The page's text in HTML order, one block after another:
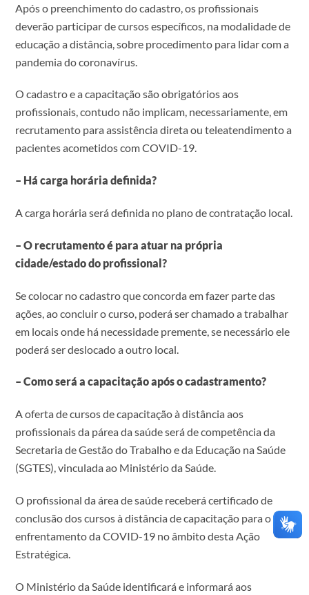
Após o preenchimento do cadastro, os profissionais
deverão participar de cursos específicos, na modalidade de
educação a distância, sobre procedimento para lidar com a
pandemia do coronavírus.
O cadastro e a capacitação são obrigatórios aos
profissionais, contudo não implicam, necessariamente, em
recrutamento para assistência direta ou teleatendimento a
pacientes acometidos com COVID-19.
– Há carga horária definida?
A carga horária será definida no plano de contratação local.
– O recrutamento é para atuar na própria
cidade/estado do profissional?
Se colocar no cadastro que concorda em fazer parte das
ações, ao concluir o curso, poderá ser chamado a trabalhar
em locais onde há necessidade premente, se necessário ele
poderá ser deslocado a outro local.
– Como será a capacitação após o cadastramento?
A oferta de cursos de capacitação à distância aos
profissionais da párea da saúde será de competência da
Secretaria de Gestão do Trabalho e da Educação na Saúde
(SGTES), vinculada ao Ministério da Saúde.
O profissional da área de saúde receberá certificado de
conclusão dos cursos à distância de capacitação para o
enfrentamento da COVID-19 no âmbito desta Ação
Estratégica.
O Ministério da Saúde identificará e informará aos